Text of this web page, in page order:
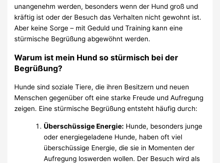
unangenehm werden, besonders wenn der Hund groß und
kräftig ist oder der Besuch das Verhalten nicht gewohnt ist.
Aber keine Sorge – mit Geduld und Training kann eine
stürmische Begrüßung abgewöhnt werden.
Warum ist mein Hund so stürmisch bei der
Begrüßung?
Hunde sind soziale Tiere, die ihren Besitzern und neuen
Menschen gegenüber oft eine starke Freude und Aufregung
zeigen. Eine stürmische Begrüßung entsteht häufig durch:
Überschüssige Energie: Hunde, besonders junge
oder energiegeladene Hunde, haben oft viel
überschüssige Energie, die sie in Momenten der
Aufregung loswerden wollen. Der Besuch wird als